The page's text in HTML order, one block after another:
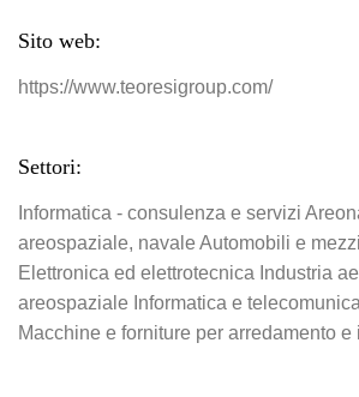
Sito web:
https://www.teoresigroup.com/
Settori:
Informatica - consulenza e servizi
areospaziale, navale Automobili e
Elettronica ed elettrotecnica Industria
areospaziale Informatica e
Macchine e forniture per arredamento